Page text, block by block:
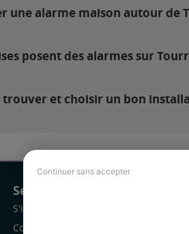
Continuer sans accepter
une alarme maison autour de
posent des alarmes sur
et choisir un bon
Services Pro
S'inscrire
Comment ça marche